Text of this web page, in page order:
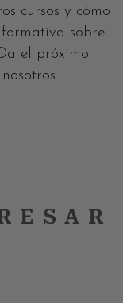
cursos y cómo
sobre
el próximo